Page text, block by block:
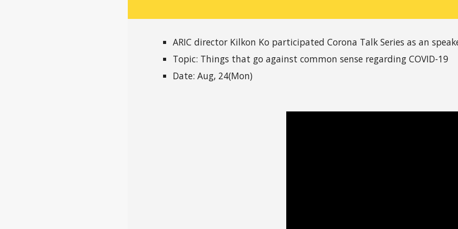
ARIC director Kilkon Ko participated Corona Talk Series as an
Topic: Things that go against common sense regarding COVID-19
Date: Aug, 24(Mon)